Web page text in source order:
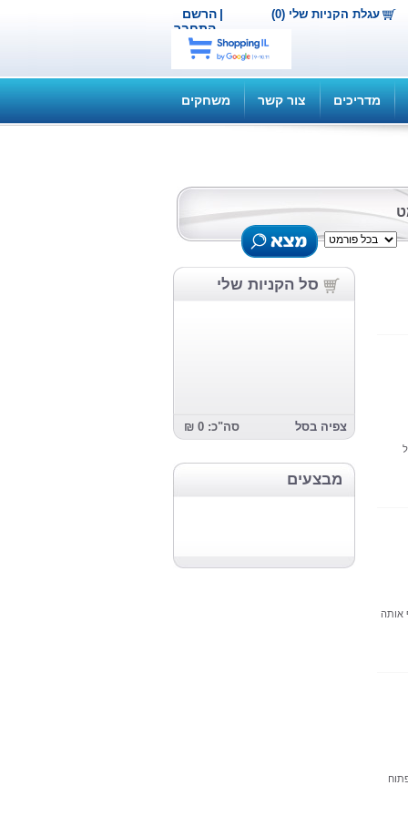
הרשם |
התחבר
עגלת הקניות שלי (0)
מדריכים צור קשר משחקים
סל הקניות שלי
צפיה בסל סה"כ: 0 ₪
מבצעים
אותה